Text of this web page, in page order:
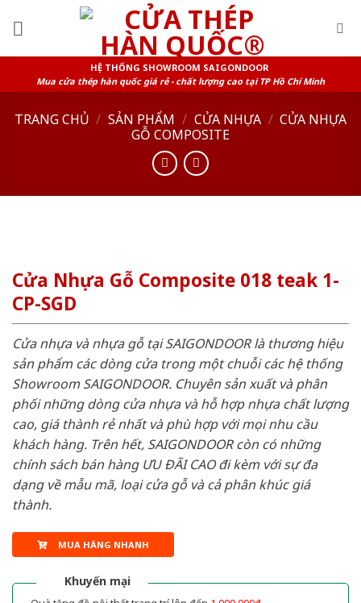
HỆ THỐNG SHOWROOM SAIGONDOOR
Mua cửa thép hàn quốc giá rẻ - chất lượng cao tại TP Hồ Chí Minh
TRANG CHỦ / SẢN PHẨM / CỬA NHỰA / CỬA NHỰA
GỖ COMPOSITE
Cửa Nhựa Gỗ Composite 018 teak 1-
CP-SGD
Cửa nhựa và nhựa gỗ tại SAIGONDOOR là thương hiệu
sản phẩm các dòng cửa trong một chuỗi các hệ thống
Showroom SAIGONDOOR. Chuyên sản xuất và phân
phối những dòng cửa nhựa và hỗ hợp nhựa chất lượng
cao, giá thành rẻ nhất và phù hợp với mọi nhu cầu
khách hàng. Trên hết, SAIGONDOOR còn có những
chính sách bán hàng ƯU ĐÃI CAO đi kèm với sự đa
dạng về mẫu mã, loại cửa gỗ và cả phân khúc giá
thành.
MUA HÀNG NHANH
Khuyến mại